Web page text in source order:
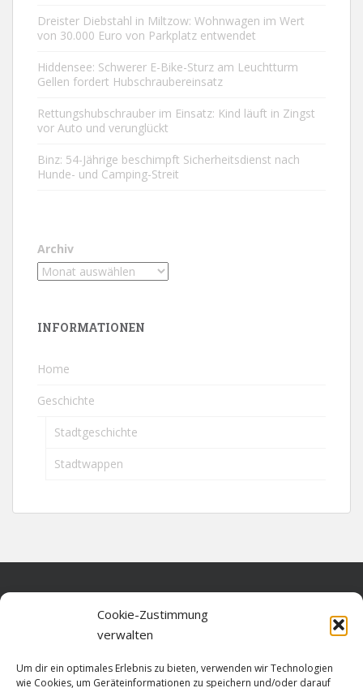
Cookie-Zustimmung
verwalten
Um dir ein optimales Erlebnis zu bieten, verwenden wir Technologien
wie Cookies, um Geräteinformationen zu speichern und/oder darauf
Dreister Diebstahl in Miltzow: Wohnwagen im Wert
von 30.000 Euro von Parkplatz entwendet
Hiddensee: Schwerer E-Bike-Sturz am Leuchtturm
Gellen fordert Hubschraubereinsatz
Rettungshubschrauber im Einsatz: Kind läuft in Zingst
vor Auto und verunglückt
Binz: 54-Jährige beschimpft Sicherheitsdienst nach
Hunde- und Camping-Streit
Archiv
INFORMATIONEN
Home
Geschichte
Stadtgeschichte
Stadtwappen
Datenschutz